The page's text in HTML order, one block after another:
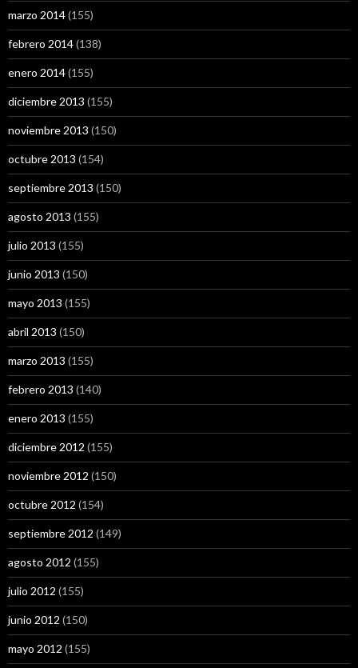
marzo 2014(155)
febrero 2014(138)
enero 2014(155)
diciembre 2013 (155)
noviembre 2013 (150)
octubre 2013 (154)
septiembre 2013 (150)
agosto 2013 (155)
julio 2013 (155)
junio 2013 (150)
mayo 2013 (155)
abril 2013 (150)
marzo 2013 (155)
febrero 2013 (140)
enero 2013 (155)
diciembre 2012 (155)
noviembre 2012 (150)
octubre 2012 (154)
septiembre 2012 (149)
agosto 2012 (155)
julio 2012 (155)
junio 2012 (150)
mayo 2012 (155)